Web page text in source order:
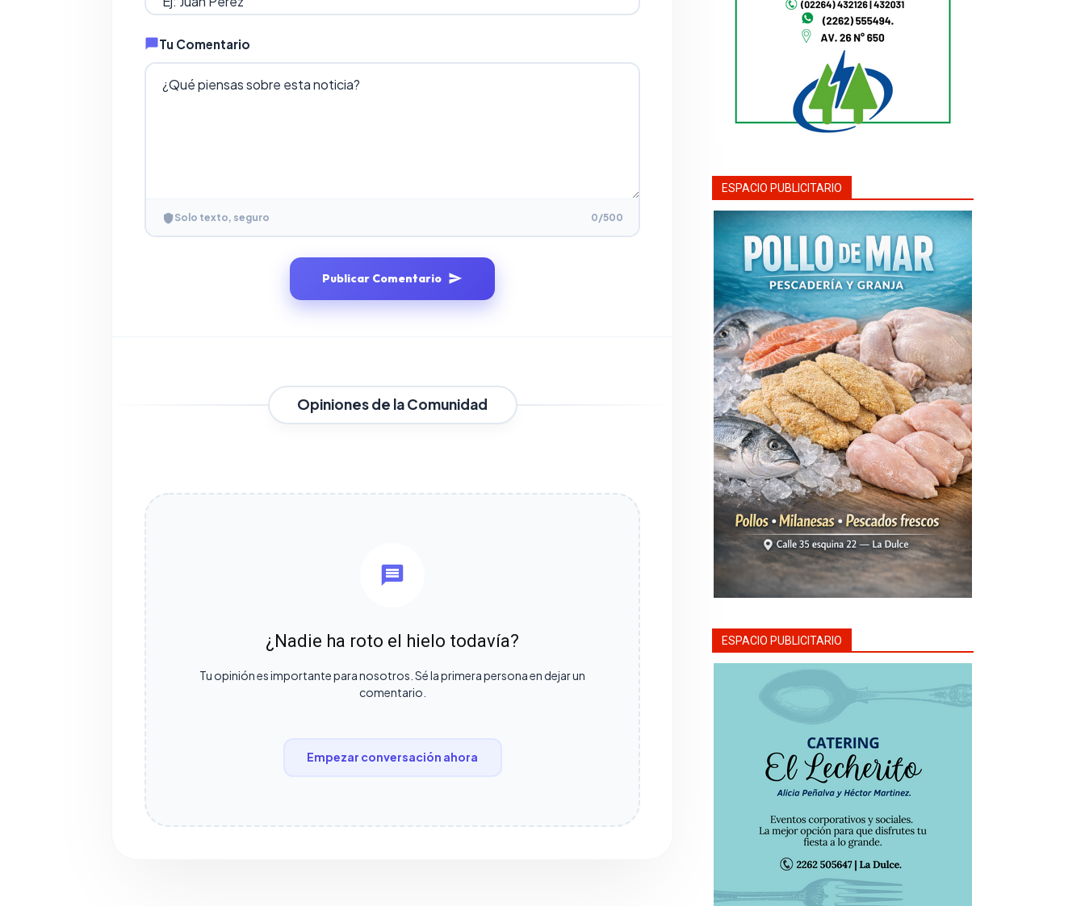
Tu Comentario
Solo texto, seguro 0/500
Publicar Comentario
Opiniones de la Comunidad
¿Nadie ha roto el hielo todavía?
Tu opinión es importante para nosotros. Sé la primera persona en dejar un
comentario.
Empezar conversación ahora
ESPACIO PUBLICITARIO
ESPACIO PUBLICITARIO